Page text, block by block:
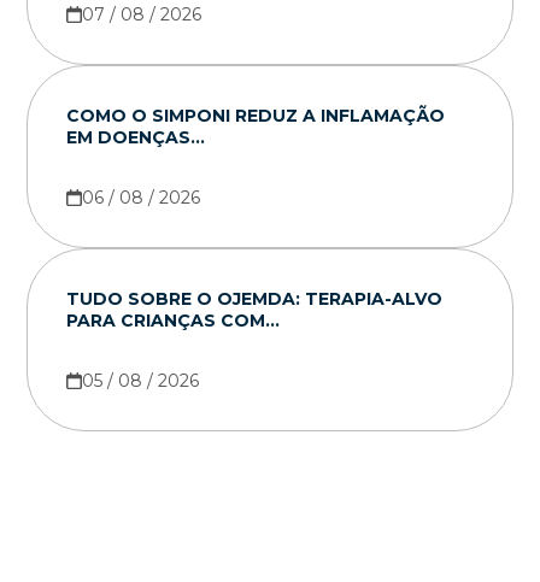
07 / 08 / 2026
COMO O SIMPONI REDUZ A INFLAMAÇÃO
EM DOENÇAS...
06 / 08 / 2026
TUDO SOBRE O OJEMDA: TERAPIA-ALVO
PARA CRIANÇAS COM...
05 / 08 / 2026